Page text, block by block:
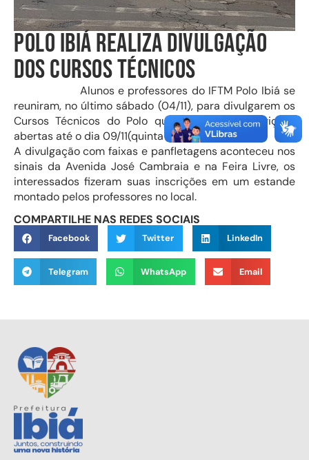
Polo Ibiá realiza divulgação
dos Cursos Técnicos
Alunos e professores do IFTM Polo Ibiá se
reuniram, no último sábado (04/11), para divulgarem os
Cursos Técnicos do Polo que estão com inscrições
abertas até o dia 09/11(quinta-feira).
A divulgação com faixas e panfletagens aconteceu nos
sinais da Avenida José Cambraia e na Feira Livre, os
interessados fizeram suas inscrições em um estande
montado pelos professores no local.
COMPARTILHE NAS REDES SOCIAIS
Facebook Twitter LinkedIn
Telegram WhatsApp Email